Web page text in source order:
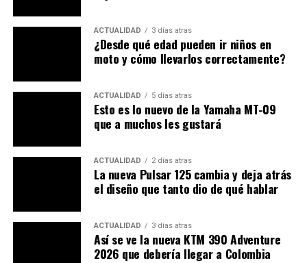
ACTUALIDAD 3 días atras
¿Desde qué edad pueden ir niños en
moto y cómo llevarlos correctamente?
ACTUALIDAD 5 días atras
Esto es lo nuevo de la Yamaha MT-09
que a muchos les gustará
ACTUALIDAD 2 días atras
La nueva Pulsar 125 cambia y deja atrás
el diseño que tanto dio de qué hablar
ACTUALIDAD 3 días atras
Así se ve la nueva KTM 390 Adventure
2026 que debería llegar a Colombia